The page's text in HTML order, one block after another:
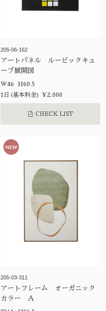
205-06-162
アートパネル ルービックキュ
ーブ展開図
W46 H60.5
1日(基本料金) ¥2,000
CHECK LIST
NEW
205-03-311
アートフレーム オーガニック
カラー Ａ